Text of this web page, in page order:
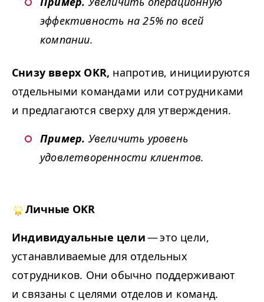
эффективность на 25% по всей
компании.
Снизу вверх OKR, напротив, инициируются
отдельными командами или сотрудниками
и предлагаются сверху для утверждения.
Пример. Увеличить уровень
удовлетворенности клиентов.
Личные OKR
Индивидуальные цели— это цели,
устанавливаемые для отдельных
сотрудников. Они обычно поддерживают
и связаны с целями отделов и команд.